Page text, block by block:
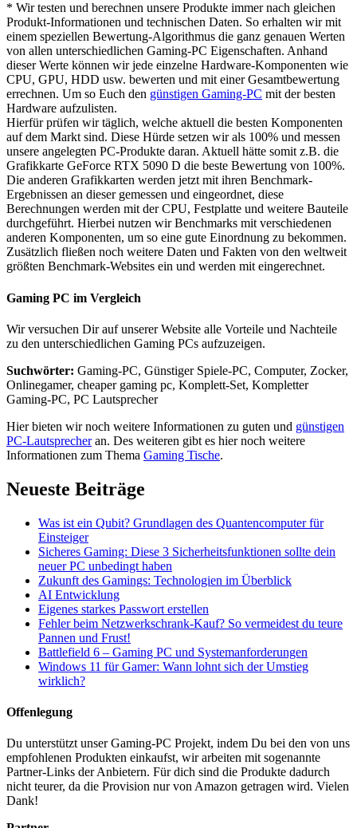
* Wir testen und berechnen unsere Produkte immer nach gleichen
Produkt-Informationen und technischen Daten. So erhalten wir mit
einem speziellen Bewertung-Algorithmus die ganz genauen Werten
von allen unterschiedlichen Gaming-PC Eigenschaften. Anhand
dieser Werte können wir jede einzelne Hardware-Komponenten wie
CPU, GPU, HDD usw. bewerten und mit einer Gesamtbewertung
errechnen. Um so Euch den günstigen Gaming-PC mit der besten
Hardware aufzulisten.
Hierfür prüfen wir täglich, welche aktuell die besten Komponenten
auf dem Markt sind. Diese Hürde setzen wir als 100% und messen
unsere angelegten PC-Produkte daran. Aktuell hätte somit z.B. die
Grafikkarte GeForce RTX 5090 D die beste Bewertung von 100%.
Die anderen Grafikkarten werden jetzt mit ihren Benchmark-
Ergebnissen an dieser gemessen und eingeordnet, diese
Berechnungen werden mit der CPU, Festplatte und weitere Bauteile
durchgeführt. Hierbei nutzen wir Benchmarks mit verschiedenen
anderen Komponenten, um so eine gute Einordnung zu bekommen.
Zusätzlich fließen noch weitere Daten und Fakten von den weltweit
größten Benchmark-Websites ein und werden mit eingerechnet.
Gaming PC im Vergleich
Wir versuchen Dir auf unserer Website alle Vorteile und Nachteile
zu den unterschiedlichen Gaming PCs aufzuzeigen.
Suchwörter: Gaming-PC, Günstiger Spiele-PC, Computer, Zocker,
Onlinegamer, cheaper gaming pc, Komplett-Set, Kompletter
Gaming-PC, PC Lautsprecher
Hier bieten wir noch weitere Informationen zu guten und günstigen
PC-Lautsprecheran. Des weiteren gibt es hier noch weitere
Informationen zum Thema Gaming Tische.
Neueste Beiträge
Was ist ein Qubit? Grundlagen des Quantencomputer für
Einsteiger
Sicheres Gaming: Diese 3 Sicherheitsfunktionen sollte dein
neuer PC unbedingt haben
Zukunft des Gamings: Technologien im Überblick
AI Entwicklung
Eigenes starkes Passwort erstellen
Fehler beim Netzwerkschrank-Kauf? So vermeidest du teure
Pannen und Frust!
Battlefield 6 – Gaming PC und Systemanforderungen
Windows 11 für Gamer: Wann lohnt sich der Umstieg
wirklich?
Offenlegung
Du unterstützt unser Gaming-PC Projekt, indem Du bei den von uns
empfohlenen Produkten einkaufst, wir arbeiten mit sogenannte
Partner-Links der Anbietern. Für dich sind die Produkte dadurch
nicht teurer, da die Provision nur von Amazon getragen wird. Vielen
Dank!